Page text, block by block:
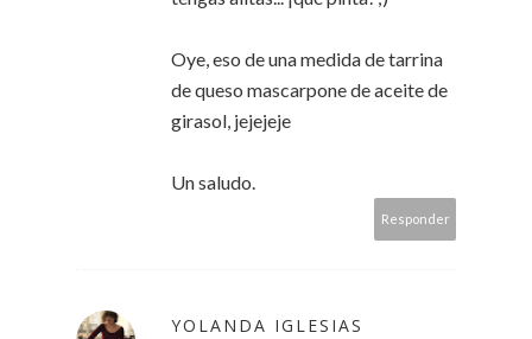
Oye, eso de una medida de tarrina
de queso mascarpone de aceite de
girasol, jejejeje
Un saludo.
Responder
YOLANDA IGLESIAS